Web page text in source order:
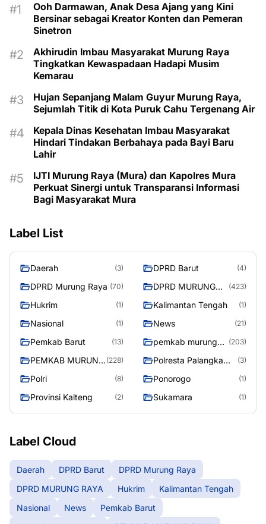
Ooh Darmawan, Anak Desa Ajang yang Kini
Bersinar sebagai Kreator Konten dan Pemeran
Sinetron
Akhirudin Imbau Masyarakat Murung Raya
Tingkatkan Kewaspadaan Hadapi Musim
Kemarau
Hujan Sepanjang Malam Guyur Murung Raya,
Sejumlah Titik di Kota Puruk Cahu Tergenang Air
Kepala Dinas Kesehatan Imbau Masyarakat
Hindari Tindakan Berbahaya pada Bayi Baru
Lahir
IJTI Murung Raya (Mura) dan Kapolres Mura
Perkuat Sinergi untuk Transparansi Informasi
Bagi Masyarakat Mura
Label List
Daerah (3) DPRD Barut (4)
DPRD Murung Raya (70)
DPRD MURUNG
(423)
Hukrim (1) Kalimantan Tengah (1)
Nasional (1) News (21)
Pemkab Barut (13)
pemkab murung
(203)
PEMKAB MURUNG (228)
Polresta Palangka
(3)
Polri (8) Ponorogo (1)
Provinsi Kalteng (2) Sukamara (1)
Label Cloud
Daerah DPRD Barut
DPRD Murung Raya
DPRD MURUNG RAYA
Hukrim
Kalimantan Tengah
Nasional
News
Pemkab Barut